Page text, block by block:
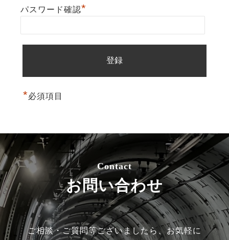
パスワード確認*
*必須項目
Contact
お問い合わせ
ご相談・ご質問等ございましたら、お気軽に